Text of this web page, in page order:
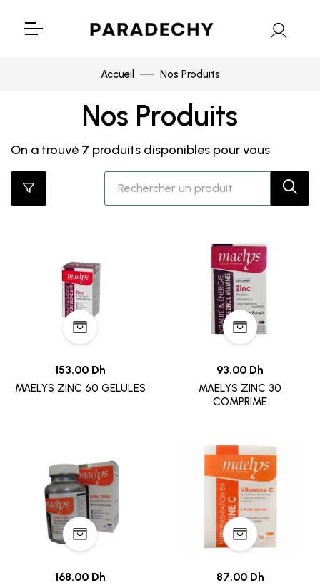
Accueil Nos Produits
Nos Produits
On a trouvé 7 produits disponibles pour vous
153.00 Dh
MAELYS ZINC 60 GELULES
93.00 Dh
MAELYS ZINC 30
COMPRIME
168.00 Dh 87.00 Dh